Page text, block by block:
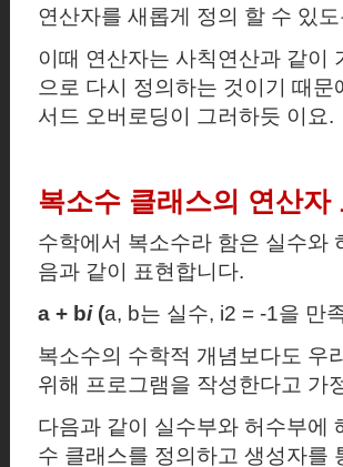
연산자를 새롭게 정의 할 수 있
이때 연산자는 사칙연산과 같이
으로 다시 정의하는 것이기 때문
서드 오버로딩이 그러하듯 이요.
복소수 클래스의 연산자
수학에서 복소수라 함은 실수와
음과 같이 표현합니다.
a + bi (a, b는 실수, i2 = -1을 만
복소수의 수학적 개념보다도 우
위해 프로그램을 작성한다고 가
다음과 같이 실수부와 허수부에
수 클래스를 정의하고 생성자를